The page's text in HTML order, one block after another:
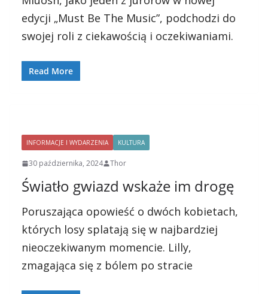
edycji „Must Be The Music”, podchodzi do
swojej roli z ciekawością i oczekiwaniami.
Read More
INFORMACJE I WYDARZENIA KULTURA
30 października, 2024 Thor
Światło gwiazd wskaże im drogę
Poruszająca opowieść o dwóch kobietach,
których losy splatają się w najbardziej
nieoczekiwanym momencie. Lilly,
zmagająca się z bólem po stracie